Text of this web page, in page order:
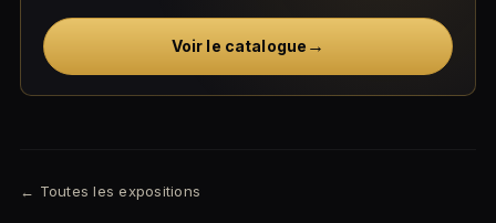
Voir le catalogue →
← Toutes les expositions